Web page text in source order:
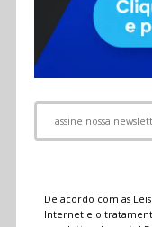
De acordo com as
Internet e o